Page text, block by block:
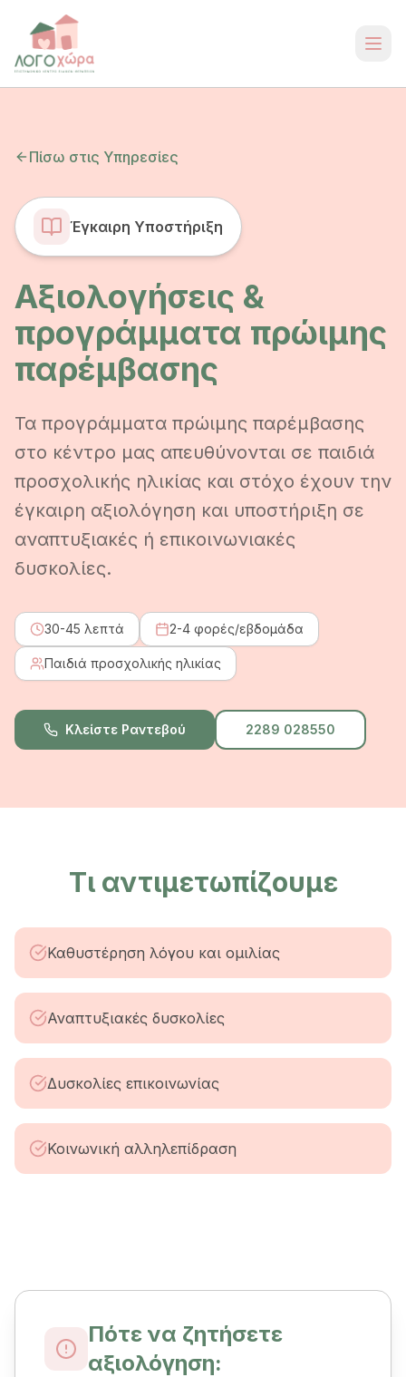
Πίσω στις Υπηρεσίες
Έγκαιρη Υποστήριξη
Αξιολογήσεις &
προγράμματα πρώιμης
παρέμβασης
Τα προγράμματα πρώιμης παρέμβασης
στο κέντρο μας απευθύνονται σε παιδιά
προσχολικής ηλικίας και στόχο έχουν την
έγκαιρη αξιολόγηση και υποστήριξη σε
αναπτυξιακές ή επικοινωνιακές
δυσκολίες.
30-45 λεπτά 2-4 φορές/εβδομάδα
Παιδιά προσχολικής ηλικίας
Κλείστε Ραντεβού 2289 028550
Τι αντιμετωπίζουμε
Καθυστέρηση λόγου και ομιλίας
Αναπτυξιακές δυσκολίες
Δυσκολίες επικοινωνίας
Κοινωνική αλληλεπίδραση
Πότε να ζητήσετε
αξιολόγηση: